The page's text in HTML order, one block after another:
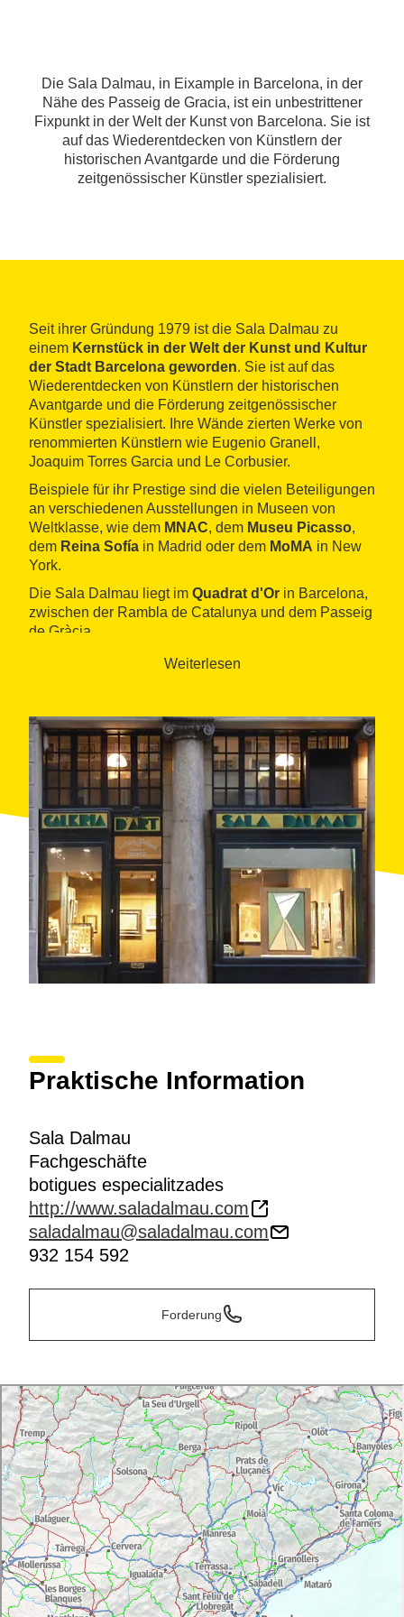
Die Sala Dalmau, in Eixample in Barcelona, in der
Nähe des Passeig de Gracia, ist ein unbestrittener
Fixpunkt in der Welt der Kunst von Barcelona. Sie ist
auf das Wiederentdecken von Künstlern der
historischen Avantgarde und die Förderung
zeitgenössischer Künstler spezialisiert.
Seit ihrer Gründung 1979 ist die Sala Dalmau zu
einem Kernstück in der Welt der Kunst und Kultur
der Stadt Barcelona geworden. Sie ist auf das
Wiederentdecken von Künstlern der historischen
Avantgarde und die Förderung zeitgenössischer
Künstler spezialisiert. Ihre Wände zierten Werke von
renommierten Künstlern wie Eugenio Granell,
Joaquim Torres Garcia und Le Corbusier.
Beispiele für ihr Prestige sind die vielen Beteiligungen
an verschiedenen Ausstellungen in Museen von
Weltklasse, wie dem MNAC, dem Museu Picasso,
dem Reina Sofía in Madrid oder dem MoMA in New
York.
Die Sala Dalmau liegt im Quadrat d'Or in Barcelona,
zwischen der Rambla de Catalunya und dem Passeig
de Gràcia.
Weiterlesen
Praktische Information
Sala Dalmau
Fachgeschäfte
botigues especialitzades
http://www.saladalmau.com
saladalmau@saladalmau.com
932 154 592
Forderung